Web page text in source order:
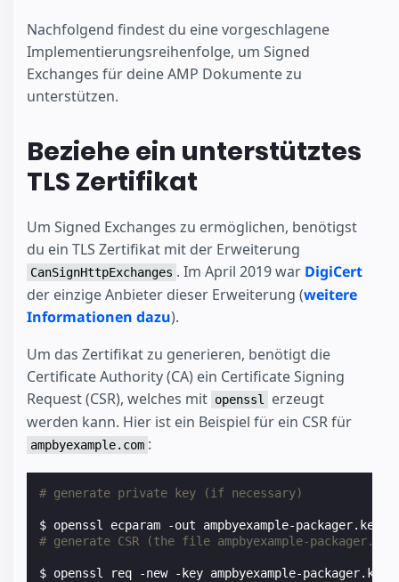
Nachfolgend findest du eine vorgeschlagene
Implementierungsreihenfolge, um Signed
Exchanges für deine AMP Dokumente zu
unterstützen.
Beziehe ein unterstütztes
TLS Zertifikat
Um Signed Exchanges zu ermöglichen, benötigst
du ein TLS Zertifikat mit der Erweiterung
CanSignHttpExchanges . Im April 2019 war DigiCert
der einzige Anbieter dieser Erweiterung (weitere
Informationen dazu).
Um das Zertifikat zu generieren, benötigt die
Certificate Authority (CA) ein Certificate Signing
Request (CSR), welches mit openssl
erzeugt
werden kann. Hier ist ein Beispiel für ein CSR für
ampbyexample.com :
# generate private key (if necessary)
# generate CSR (the file ampbyexample-
$ openssl req -new -key ampbyexample-